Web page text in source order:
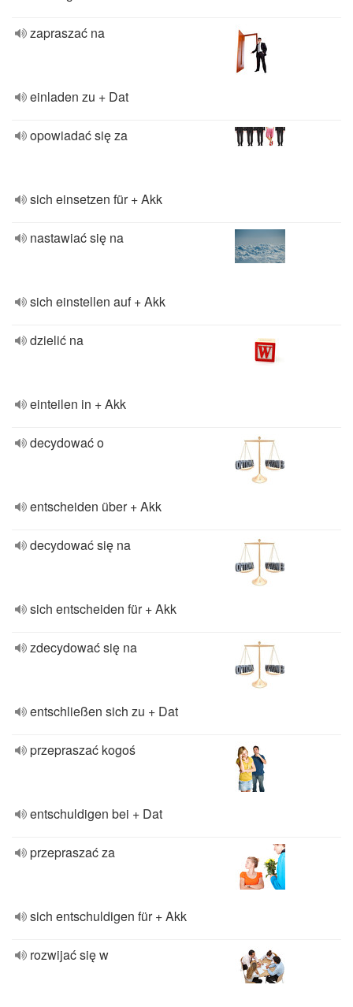
zapraszać na
einladen zu + Dat
opowiadać się za
sich einsetzen für + Akk
nastawiać się na
sich einstellen auf + Akk
dzielić na
einteilen in + Akk
decydować o
entscheiden über + Akk
decydować się na
sich entscheiden für + Akk
zdecydować się na
entschließen sich zu + Dat
przepraszać kogoś
entschuldigen bei + Dat
przepraszać za
sich entschuldigen für + Akk
rozwijać się w